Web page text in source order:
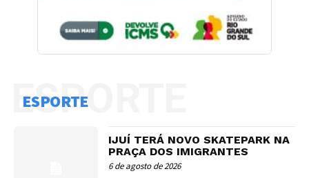
ESPORTE
ESPORTE
IJUÍ TERÁ NOVO SKATEPARK NA
PRAÇA DOS IMIGRANTES
6 de agosto de 2026